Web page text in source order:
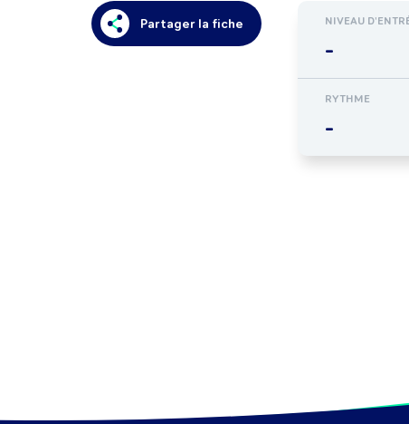
Partager la fiche NIVEAU
-
RYTHME
-